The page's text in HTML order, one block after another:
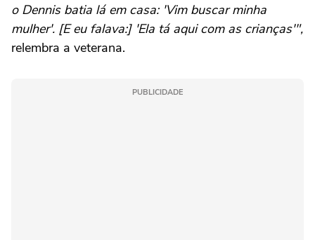
o Dennis batia lá em casa: 'Vim buscar minha
mulher'. [E eu falava:] 'Ela tá aqui com as crianças'",
relembra a veterana.
PUBLICIDADE